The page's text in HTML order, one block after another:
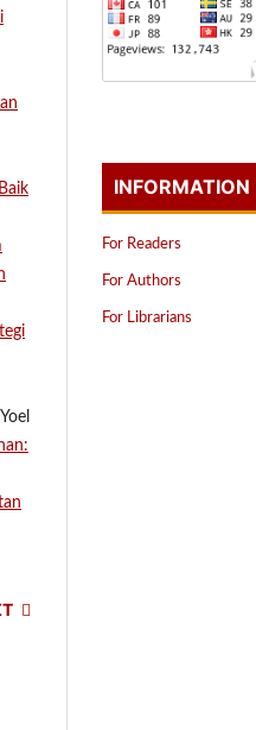
INFORMATION
For Readers
For Authors
For Librarians